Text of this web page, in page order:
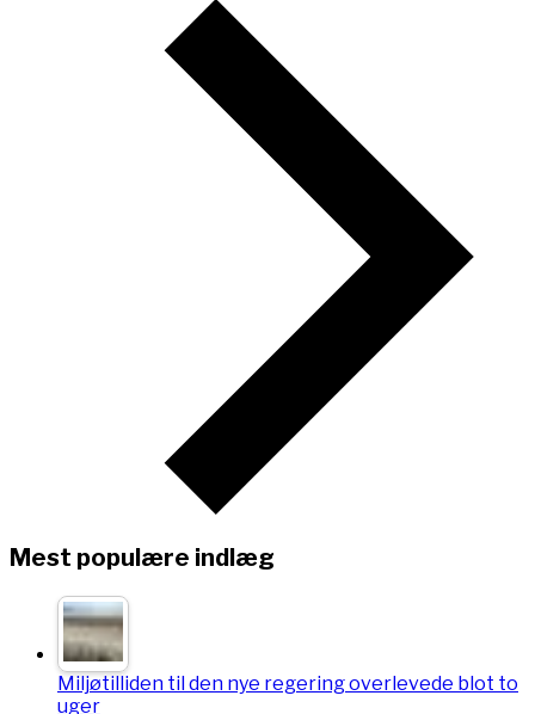
Mest populære indlæg
Miljøtilliden til den nye regering overlevede blot to
uger